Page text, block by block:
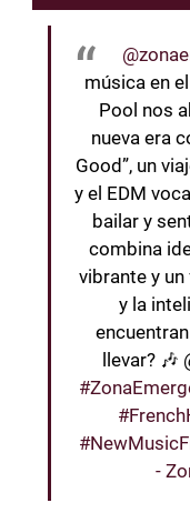
música en
Pool nos
nueva era
Good”, un
y el EDM
bailar y
combina
vibrante y
y la
llevar? 🎶
-